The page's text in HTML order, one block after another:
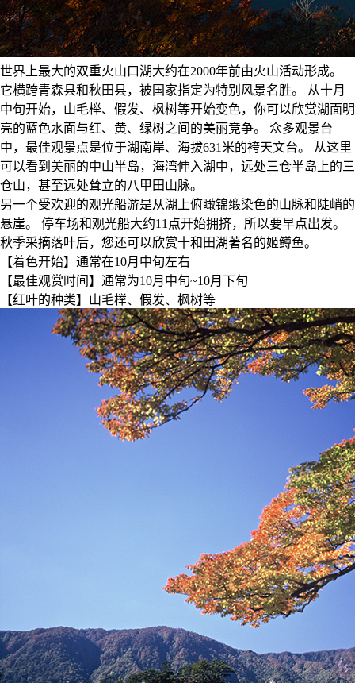
世界上最大的双重火山口湖大约在2000年前由火山活动形成。
它横跨青森县和秋田县，被国家指定为特别风景名胜。 从十月
中旬开始，山毛榉、假发、枫树等开始变色，你可以欣赏湖面明
亮的蓝色水面与红、黄、绿树之间的美丽竞争。 众多观景台
中，最佳观景点是位于湖南岸、海拔631米的袴天文台。 从这里
可以看到美丽的中山半岛，海湾伸入湖中，远处三仓半岛上的三
仓山，甚至远处耸立的八甲田山脉。
另一个受欢迎的观光船游是从湖上俯瞰锦缎染色的山脉和陡峭的
悬崖。 停车场和观光船大约11点开始拥挤，所以要早点出发。
秋季采摘落叶后，您还可以欣赏十和田湖著名的姬鳟鱼。
【着色开始】通常在10月中旬左右
【最佳观赏时间】通常为10月中旬~10月下旬
【红叶的种类】山毛榉、假发、枫树等